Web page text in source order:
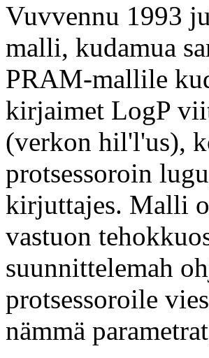
Vuvvennu 1993
malli, kudamua
PRAM-mallile
kirjaimet LogP
(verkon hil'l'us),
protsessoroin
kirjuttajes. Malli
vastuon
suunnittelemah
protsessoroile
nämmä